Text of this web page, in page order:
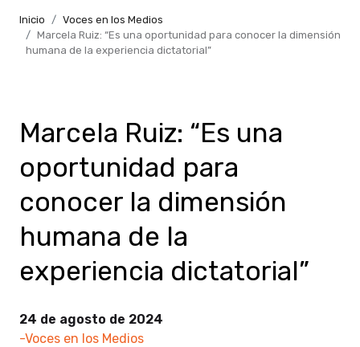
Inicio
Voces en los Medios
Marcela Ruiz: “Es una oportunidad para conocer la dimensión
humana de la experiencia dictatorial”
Marcela Ruiz: “Es una
oportunidad para
conocer la dimensión
humana de la
experiencia dictatorial”
24 de agosto de 2024
-Voces en los Medios